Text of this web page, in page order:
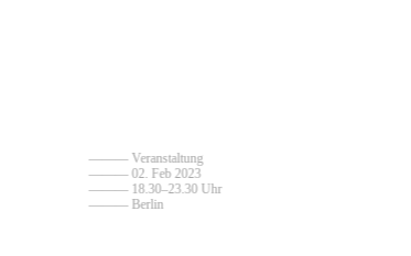
——— Veranstaltung
——— 02. Feb 2023
——— 18.30–23.30 Uhr
——— Berlin